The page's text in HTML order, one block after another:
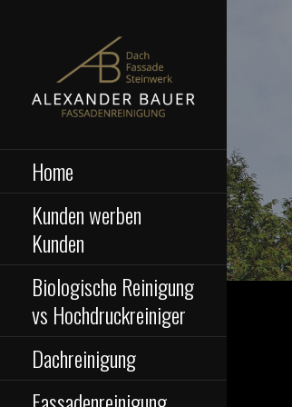
ALEXANDER BAUER –
FASSADENREINIGUNG
Fassadenreinigung &
Steinreinigung eignet sich für
alle Arten von Untergründen und
kommt OHNE Hochdruck aus.
Home
Kunden werben
Kunden
Biologische Reinigung
vs Hochdruckreiniger
Dachreinigung